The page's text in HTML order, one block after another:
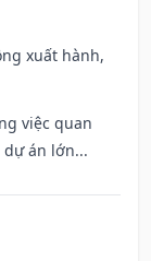
xuất hành,
việc quan
án lớn...